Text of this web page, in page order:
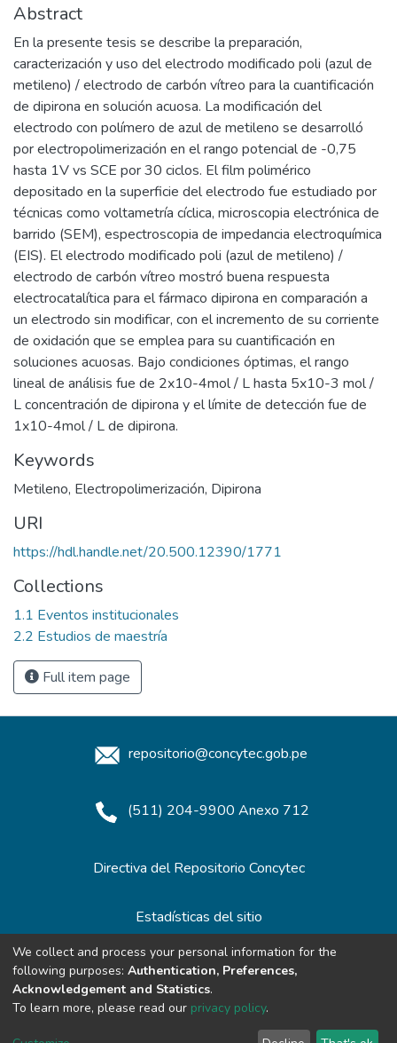
Abstract
En la presente tesis se describe la preparación,
caracterización y uso del electrodo modificado poli (azul de
metileno) / electrodo de carbón vítreo para la cuantificación
de dipirona en solución acuosa. La modificación del
electrodo con polímero de azul de metileno se desarrolló
por electropolimerización en el rango potencial de -0,75
hasta 1V vs SCE por 30 ciclos. El film polimérico
depositado en la superficie del electrodo fue estudiado por
técnicas como voltametría cíclica, microscopia electrónica de
barrido (SEM), espectroscopia de impedancia electroquímica
(EIS). El electrodo modificado poli (azul de metileno) /
electrodo de carbón vítreo mostró buena respuesta
electrocatalítica para el fármaco dipirona en comparación a
un electrodo sin modificar, con el incremento de su corriente
de oxidación que se emplea para su cuantificación en
soluciones acuosas. Bajo condiciones óptimas, el rango
lineal de análisis fue de 2x10-4mol / L hasta 5x10-3 mol /
L concentración de dipirona y el límite de detección fue de
1x10-4mol / L de dipirona.
Keywords
Metileno, Electropolimerización, Dipirona
URI
https://hdl.handle.net/20.500.12390/1771
Collections
1.1 Eventos institucionales
2.2 Estudios de maestría
Full item page
repositorio@concytec.gob.pe
(511) 204-9900 Anexo 712
Directiva del Repositorio Concytec
Estadísticas del sitio
Redes de Repositorios
We collect and process your personal information for the
following purposes: Authentication, Preferences,
Acknowledgement and Statistics.
To learn more, please read our privacy policy.